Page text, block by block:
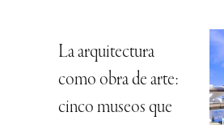
La arquitectura
como obra de arte:
cinco museos que